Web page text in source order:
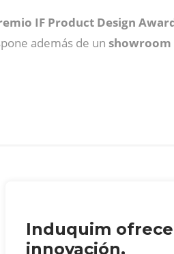
IF Product Design
además de un showroom
Induquim ofrece
innovación,